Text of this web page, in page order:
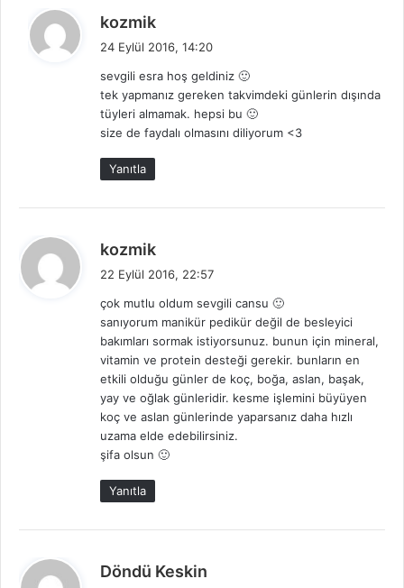
kozmik
i
k
i
:
24 Eylül 2016, 14:20
sevgili esra hoş geldiniz 🙂
tek yapmanız gereken takvimdeki günlerin dışında
tüyleri almamak. hepsi bu 🙂
size de faydalı olmasını diliyorum <3
Yanıtla
kozmik
k
i
22 Eylül 2016, 22:57
çok mutlu oldum sevgili cansu 🙂
sanıyorum manikür pedikür değil de besleyici
bakımları sormak istiyorsunuz. bunun için mineral,
vitamin ve protein desteği gerekir. bunların en
etkili olduğu günler de koç, boğa, aslan, başak,
yay ve oğlak günleridir. kesme işlemini büyüyen
koç ve aslan günlerinde yaparsanız daha hızlı
uzama elde edebilirsiniz.
şifa olsun 🙂
Yanıtla
Döndü Keskin